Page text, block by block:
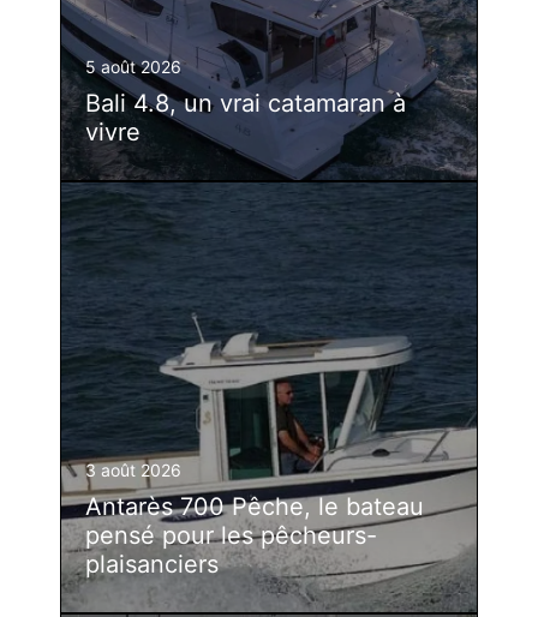
5 août 2026
Bali 4.8, un vrai catamaran à
vivre
3 août 2026
Antarès 700 Pêche, le bateau
pensé pour les pêcheurs-
plaisanciers